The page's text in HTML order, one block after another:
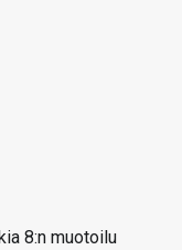
8:n muotoilu